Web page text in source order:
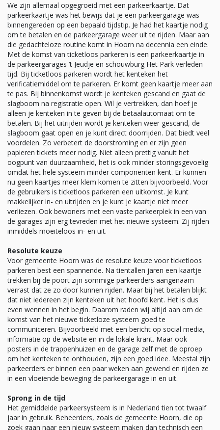
We zijn allemaal opgegroeid met een parkeerkaartje. Dat
parkeerkaartje was het bewijs dat je een parkeergarage was
binnengereden op een bepaald tijdstip. Je had het kaartje nodig
om te betalen en de parkeergarage weer uit te rijden. Maar aan
die gedachteloze routine komt in Hoorn na decennia een einde.
Met de komst van ticketloos parkeren is een parkeerkaartje in
de parkeergarages ‘t Jeudje en schouwburg Het Park verleden
tijd. Bij ticketloos parkeren wordt het kenteken het
verificatiemiddel om te parkeren. Er komt geen kaartje meer aan
te pas. Bij binnenkomst wordt je kenteken gescand en gaat de
slagboom na registratie open. Wil je vertrekken, dan hoef je
alleen je kenteken in te geven bij de betaalautomaat om te
betalen. Bij het uitrijden wordt je kenteken weer gescand, de
slagboom gaat open en je kunt direct doorrijden. Dat biedt veel
voordelen. Zo verbetert de doorstroming en er zijn geen
papieren tickets meer nodig. Niet alleen prettig vanuit het
oogpunt van duurzaamheid, het is ook minder storingsgevoelig
omdat het hele systeem minder componenten kent. Er kunnen
nu geen kaartjes meer klem komen te zitten bijvoorbeeld. Voor
de gebruikers is ticketloos parkeren een uitkomst. Je kunt
makkelijker in- en uitrijden en je kunt je kaartje niet meer
verliezen. Ook bewoners met een vaste parkeerplek in een van
de garages zijn erg tevreden met het nieuwe systeem. Zij rijden
inmiddels moeiteloos in- en uit.
Resolute keuze
Voor gemeente Hoorn was de resolute keuze voor ticketloos
parkeren best een spannende. Na tientallen jaren een kaartje
trekken bij de poort zijn sommige parkeerders aangenaam
verrast dat ze zo door kunnen rijden. Maar bij het betalen blijkt
dat niet iedereen zijn kenteken uit het hoofd kent. Het is dus
even wennen in het begin. Daarom raden wij altijd aan om de
komst van het nieuwe ticketloze systeem goed te
communiceren. Bijvoorbeeld met een bericht op social media,
informatie op de website en in de lokale krant. Maar ook
posters in de trappenhuizen en de garage zelf met de oproep
om het kenteken te onthouden, zijn een goed idee. Meestal zijn
parkeerders er binnen een paar weken aan gewend en rijden ze
in een vloeiende beweging de parkeergarage in en uit.
Sprong in de tijd
Het gemiddelde parkeersysteem is in Nederland tien tot twaalf
jaar in gebruik. Beheerders, zoals de gemeente Hoorn, die op
zoek gaan naar een nieuw systeem maken dan technisch een